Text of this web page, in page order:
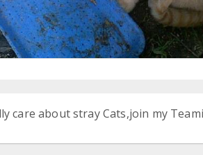
care about stray Cats,join my